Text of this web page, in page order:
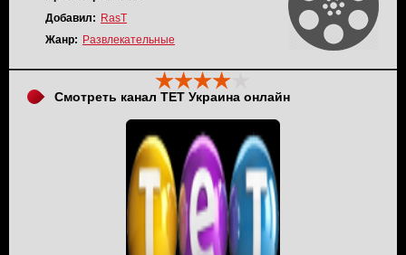
Добавил: RasT
Жанр: Развлекательные
Смотреть канал ТЕТ Украина онлайн